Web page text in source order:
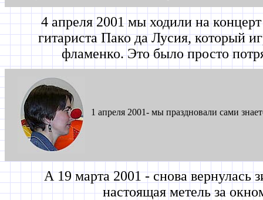
4 апреля 2001 мы ходили на
гитариста Пако да Лусия, который
фламенко. Это было просто
1 апреля 2001- мы праздновали сами
А 19 марта 2001 - снова вернулась
настоящая метель за